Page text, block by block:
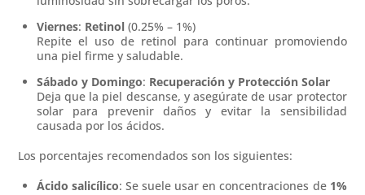
Viernes: Retinol(0.25% – 1%)
Repite el uso de retinol para continuar promoviendo
una piel firme y saludable.
Sábado y Domingo: Recuperación y Protección Solar
Deja que la piel descanse, y asegúrate de usar protector
solar para prevenir daños y evitar la sensibilidad
causada por los ácidos.
Los porcentajes recomendados son los siguientes:
Ácido salicílico: Se suele usar en concentraciones de 1%